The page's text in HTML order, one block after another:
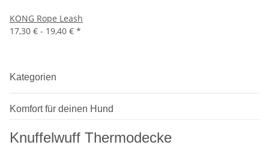
KONG Rope Leash
17,30 € - 19,40 € *
Kategorien
Komfort für deinen Hund
Knuffelwuff Thermodecke